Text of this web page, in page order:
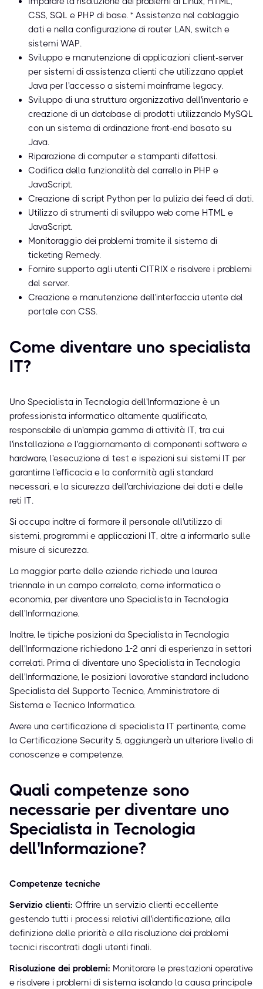
CSS, SQL e PHP di base. * Assistenza nel cablaggio
dati e nella configurazione di router LAN, switch e
sistemi WAP.
Sviluppo e manutenzione di applicazioni client-server
per sistemi di assistenza clienti che utilizzano applet
Java per l'accesso a sistemi mainframe legacy.
Sviluppo di una struttura organizzativa dell'inventario e
creazione di un database di prodotti utilizzando MySQL
con un sistema di ordinazione front-end basato su
Java.
Riparazione di computer e stampanti difettosi.
Codifica della funzionalità del carrello in PHP e
JavaScript.
Creazione di script Python per la pulizia dei feed di dati.
Utilizzo di strumenti di sviluppo web come HTML e
JavaScript.
Monitoraggio dei problemi tramite il sistema di
ticketing Remedy.
Fornire supporto agli utenti CITRIX e risolvere i problemi
del server.
Creazione e manutenzione dell'interfaccia utente del
portale con CSS.
Come diventare uno specialista
IT?
Uno Specialista in Tecnologia dell'Informazione è un
professionista informatico altamente qualificato,
responsabile di un'ampia gamma di attività IT, tra cui
l'installazione e l'aggiornamento di componenti software e
hardware, l'esecuzione di test e ispezioni sui sistemi IT per
garantirne l'efficacia e la conformità agli standard
necessari, e la sicurezza dell'archiviazione dei dati e delle
reti IT.
Si occupa inoltre di formare il personale all'utilizzo di
sistemi, programmi e applicazioni IT, oltre a informarlo sulle
misure di sicurezza.
La maggior parte delle aziende richiede una laurea
triennale in un campo correlato, come informatica o
economia, per diventare uno Specialista in Tecnologia
dell'Informazione.
Inoltre, le tipiche posizioni da Specialista in Tecnologia
dell'Informazione richiedono 1-2 anni di esperienza in settori
correlati. Prima di diventare uno Specialista in Tecnologia
dell'Informazione, le posizioni lavorative standard includono
Specialista del Supporto Tecnico, Amministratore di
Sistema e Tecnico Informatico.
Avere una certificazione di specialista IT pertinente, come
la Certificazione Security 5, aggiungerà un ulteriore livello di
conoscenze e competenze.
Quali competenze sono
necessarie per diventare uno
Specialista in Tecnologia
dell'Informazione?
Competenze tecniche
Servizio clienti: Offrire un servizio clienti eccellente
gestendo tutti i processi relativi all'identificazione, alla
definizione delle priorità e alla risoluzione dei problemi
tecnici riscontrati dagli utenti finali.
Risoluzione dei problemi: Monitorare le prestazioni operative
e risolvere i problemi di sistema isolando la causa principale